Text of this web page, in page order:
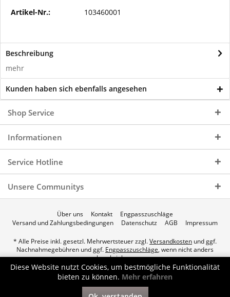
Artikel-Nr.: 103460001
Beschreibung
mehr
Kunden haben sich ebenfalls angesehen
Shop Service
Informationen
Service Hotline
Unsere Communitys
Über uns Kontakt
Engpasszuschläge
Versand und Zahlungsbedingungen
Datenschutz AGB Impressum
* Alle Preise inkl. gesetzl. Mehrwertsteuer zzgl.Versandkosten und ggf.
Nachnahmegebühren und ggf. Engpasszuschläge, wenn nicht anders
beschrieben.
© 2026 p.a.c. Gasservice GmbH - All Rights Reserved. Theme by
ThemeWare®
Diese Website nutzt Cookies, um bestmögliche Funktionalität
bieten zu können. Mehr erfahren